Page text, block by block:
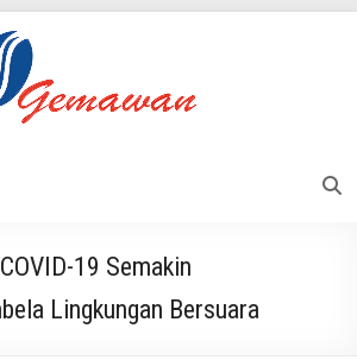
19 Semakin
Lingkungan Bersuara